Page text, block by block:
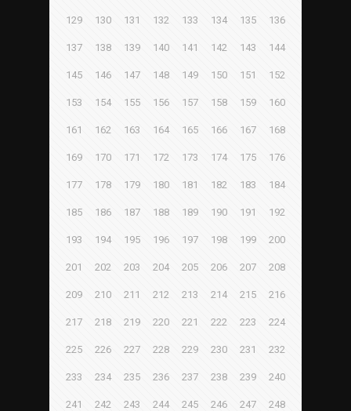
129 130 131 132 133 134 135 136
137 138 139 140 141 142 143 144
145 146 147 148 149 150 151 152
153 154 155 156 157 158 159 160
161 162 163 164 165 166 167 168
169 170 171 172 173 174 175 176
177 178 179 180 181 182 183 184
185 186 187 188 189 190 191 192
193 194 195 196 197 198 199 200
201 202 203 204 205 206 207 208
209 210 211 212 213 214 215 216
217 218 219 220 221 222 223 224
225 226 227 228 229 230 231 232
233 234 235 236 237 238 239 240
241 242 243 244 245 246 247 248